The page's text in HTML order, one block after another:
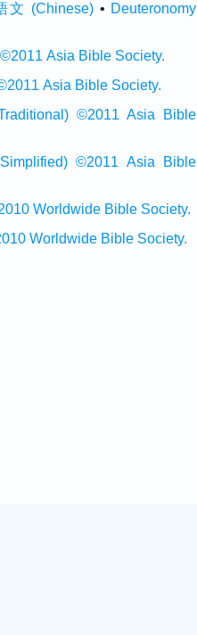
文 (Chinese) • Deuteronomy
Asia Bible Society.
Asia Bible Society.
©2011 Asia Bible
©2011 Asia Bible
Worldwide Bible Society.
Worldwide Bible Society.